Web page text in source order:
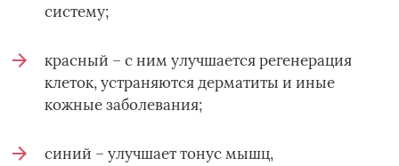
систему;
красный – с ним улучшается регенерация
клеток, устраняются дерматиты и иные
кожные заболевания;
синий – улучшает тонус мышц,